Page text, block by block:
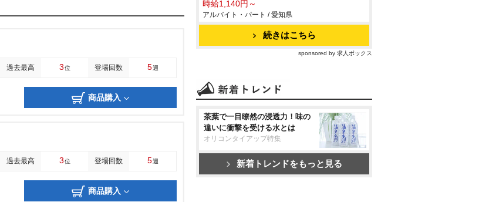
過去最高 3位 登場回数 5週
商品購入
過去最高 3位 登場回数 5週
商品購入
時給1,140円～
アルバイト・パート / 愛知県
続きはこちら
sponsored by 求人ボックス
茶葉で一目瞭然の浸透力！味の
違いに衝撃を受ける水とは
オリコンタイアップ特集
新着トレンドをもっと見る